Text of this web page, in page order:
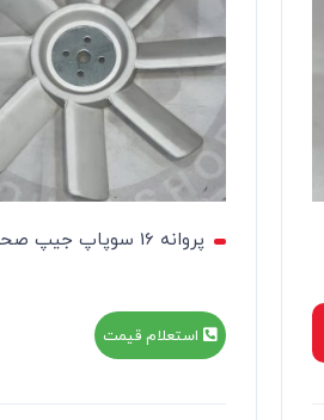
پروانه 16 سوپاپ جیپ صحرا
استعلام قیمت